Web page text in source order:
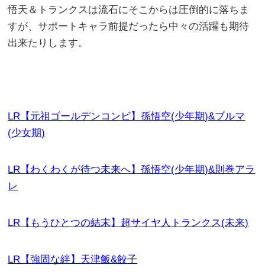
悟天＆トランクスは流石にそこからは圧倒的に落ちま
すが、サポートキャラ前提だったら中々の活躍も期待
出来たりします。
LR【元祖ゴールデンコンビ】孫悟空(少年期)&ブルマ
(少女期)
LR【わくわくが待つ未来へ】孫悟空(少年期)&則巻アラ
レ
LR【もうひとつの結末】超サイヤ人トランクス(未来)
LR【強固な絆】天津飯&餃子